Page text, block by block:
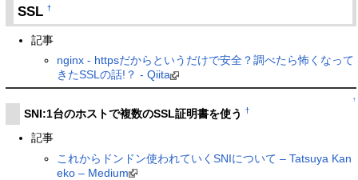
SSL†
記事
nginx - httpsだからというだけで安全？調べたら怖くなって
きたSSLの話!？ - Qiita
↑
SNI:1台のホストで複数のSSL証明書を使う †
記事
これからドンドン使われていくSNIについて – Tatsuya Kan
eko – Medium